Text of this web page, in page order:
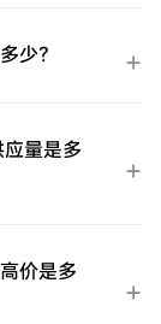
少？
量是多
价是多